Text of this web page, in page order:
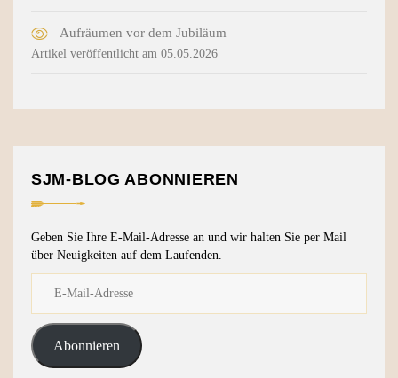
Aufräumen vor dem Jubiläum
Artikel veröffentlicht am 05.05.2026
SJM-BLOG ABONNIEREN
Geben Sie Ihre E-Mail-Adresse an und wir halten Sie per Mail
über Neuigkeiten auf dem Laufenden.
Abonnieren